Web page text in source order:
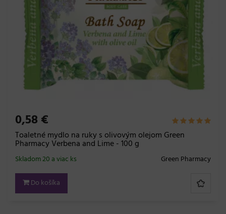
0,58 €
Toaletné mydlo na ruky s olivovým olejom Green
Pharmacy Verbena and Lime - 100 g
Green Pharmacy
Skladom 20 a viac ks
Do košíka